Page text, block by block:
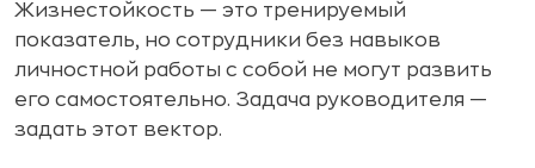
Жизнестойкость — это тренируемый
показатель, но сотрудники без навыков
личностной работы с собой не могут развить
его самостоятельно. Задача руководителя —
задать этот вектор.